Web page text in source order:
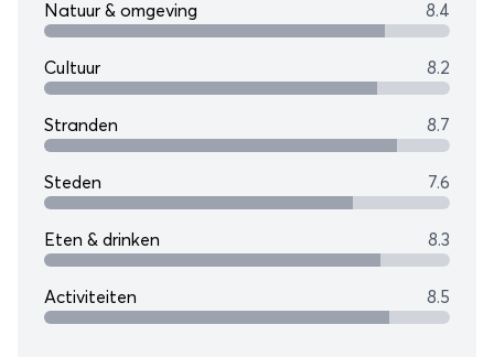
Natuur & omgeving 8.4
Cultuur 8.2
Stranden 8.7
Steden 7.6
Eten & drinken 8.3
Activiteiten 8.5